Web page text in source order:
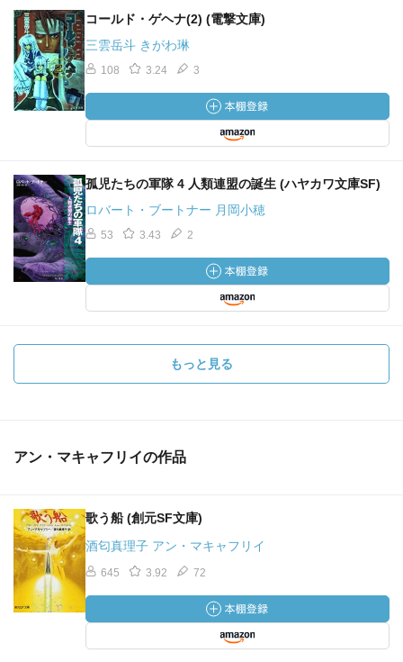
コールド・ゲヘナ(2) (電撃文庫)
三雲岳斗 きがわ琳
108 3.24 3
孤児たちの軍隊 4 人類連盟の誕生 (ハヤカワ文庫SF)
ロバート・ブートナー 月岡小穂
53 3.43 2
もっと見る
アン・マキャフリイの作品
歌う船 (創元SF文庫)
酒匂真理子 アン・マキャフリイ
645 3.92 72